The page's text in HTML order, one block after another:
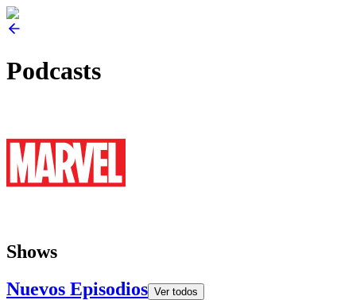
Podcasts
Shows
Nuevos Episodios Ver todos